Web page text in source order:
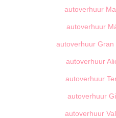
autoverhuur
autoverhuur
autoverhuur Gran
autoverhuur
autoverhuur
autoverhuur
autoverhuur